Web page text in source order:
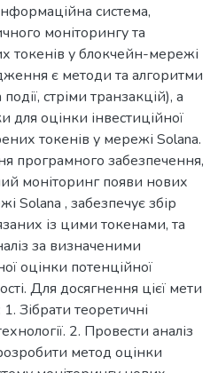
система,
моніторингу та
токенів у блокчейн-мережі
є методи та алгоритми
стріми транзакцій), а
для оцінки інвестиційної
токенів у мережі Solana.
програмного забезпечення,
моніторинг появи нових
Solana , забезпечує збір
із цими токенами, та
за визначеними
оцінки потенційної
Для досягнення цієї мети
Зібрати теоретичні
2. Провести аналіз
метод оцінки